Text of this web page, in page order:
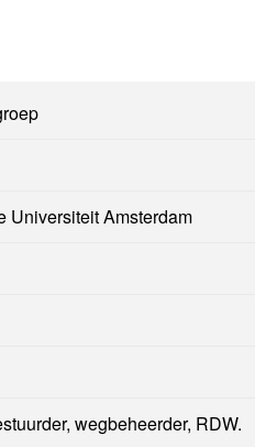
Universiteit Amsterdam
wegbeheerder, RDW.